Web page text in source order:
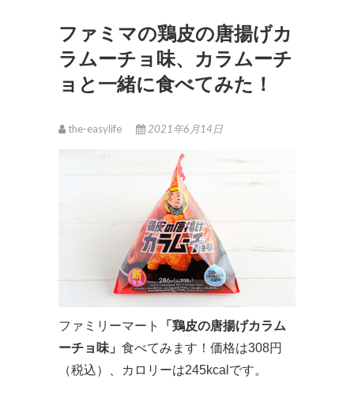
ファミマの鶏皮の唐揚げカ
ラムーチョ味、カラムーチ
ョと一緒に食べてみた！
the-easylife 2021年6月14日
ファミリーマート
「鶏皮の唐揚げカラム
ーチョ味」 食べてみます！価格は308円
（税込）、カロリーは245kcalです。